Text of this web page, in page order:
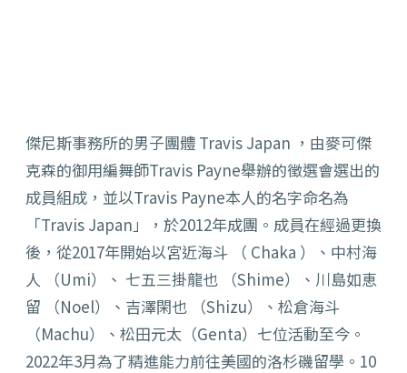
傑尼斯事務所的男子團體 Travis Japan ，由麥可傑
克森的御用編舞師Travis Payne舉辦的徵選會選出的
成員組成，並以Travis Payne本人的名字命名為
「Travis Japan」，於2012年成團。成員在經過更換
後，從2017年開始以宮近海斗 （ Chaka ）、中村海
人 （Umi）、 七五三掛龍也 （Shime）、川島如恵
留 （Noel）、吉澤閑也 （Shizu）、松倉海斗
（Machu）、松田元太（Genta）七位活動至今。
2022年3月為了精進能力前往美國的洛杉磯留學。10